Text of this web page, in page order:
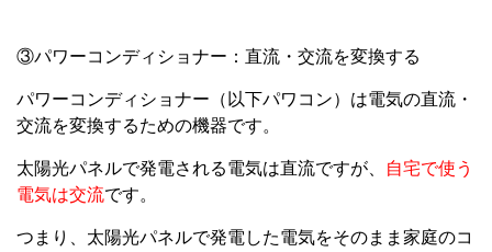
③パワーコンディショナー：直流・交流を変換する
パワーコンディショナー（以下パワコン）は電気の直流・
交流を変換するための機器です。
太陽光パネルで発電される電気は直流ですが、
自宅で使う
電気は交流です。
つまり、太陽光パネルで発電した電気をそのまま家庭のコ